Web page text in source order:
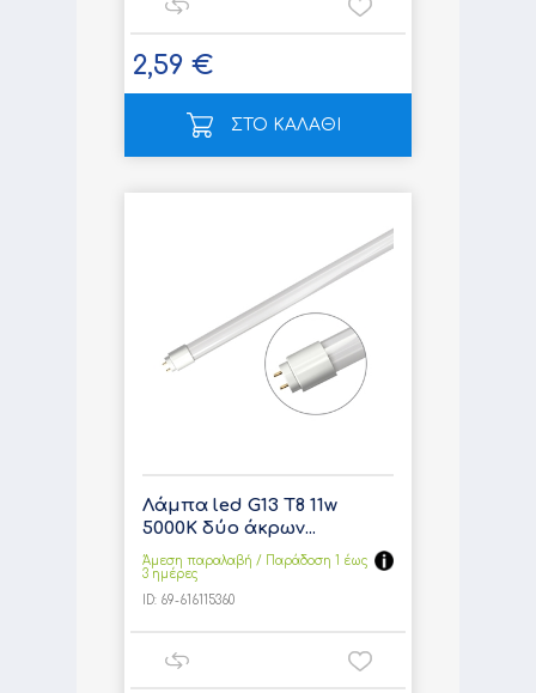
2,59 €
ΣΤΟ ΚΑΛΑΘΙ
Λάμπα led G13 T8 11w
5000K δύο άκρων...
Άμεση παραλαβή / Παράδoση 1 έως
3 ημέρες
ID: 69-616115360